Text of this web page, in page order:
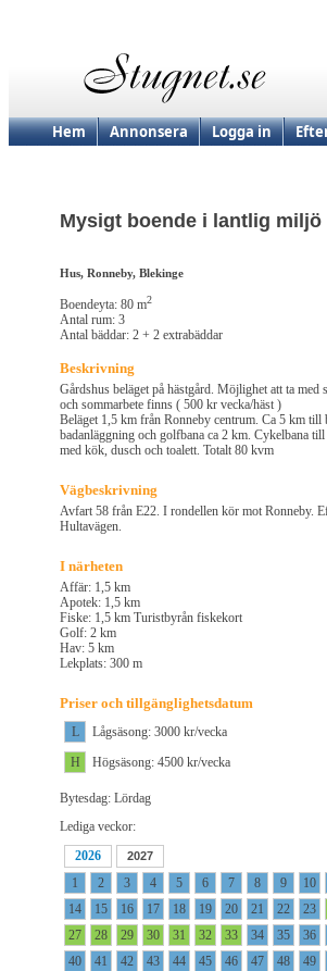
Hem Annonsera Logga in
Mysigt boende i lantlig miljö
Hus, Ronneby, Blekinge
Boendeyta: 80 m2
Antal rum: 3
Antal bäddar: 2 + 2 extrabäddar
Beskrivning
Gårdshus beläget på hästgård. Möjlighet att ta med
och sommarbete finns ( 500 kr vecka/häst )
Beläget 1,5 km från Ronneby centrum. Ca 5 km till
badanläggning och golfbana ca 2 km. Cykelbana
med kök, dusch och toalett. Totalt 80 kvm
Vägbeskrivning
Avfart 58 från E22. I rondellen kör mot Ronneby.
Hultavägen.
I närheten
Affär: 1,5 km
Apotek: 1,5 km
Fiske: 1,5 km Turistbyrån fiskekort
Golf: 2 km
Hav: 5 km
Lekplats: 300 m
Priser och tillgänglighetsdatum
L
Lågsäsong: 3000 kr/vecka
H
Högsäsong: 4500 kr/vecka
Bytesdag: Lördag
Lediga veckor:
2026
2027
1 2 3 4 5 6 7 8 9 10
14
15 16 17 18 19 20 21 22 23
27
28 29 30 31 32 33 34 35 36
40
41 42 43 44 45 46 47 48 49